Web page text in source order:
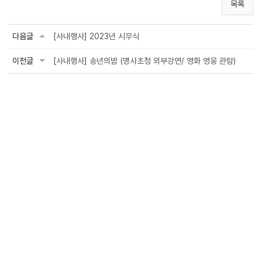
목록
다음글 [사내행사] 2023년 시무식
이전글 [사내행사] 송년의밤 (명사초청 외부강연/ 영화 영웅 관람)